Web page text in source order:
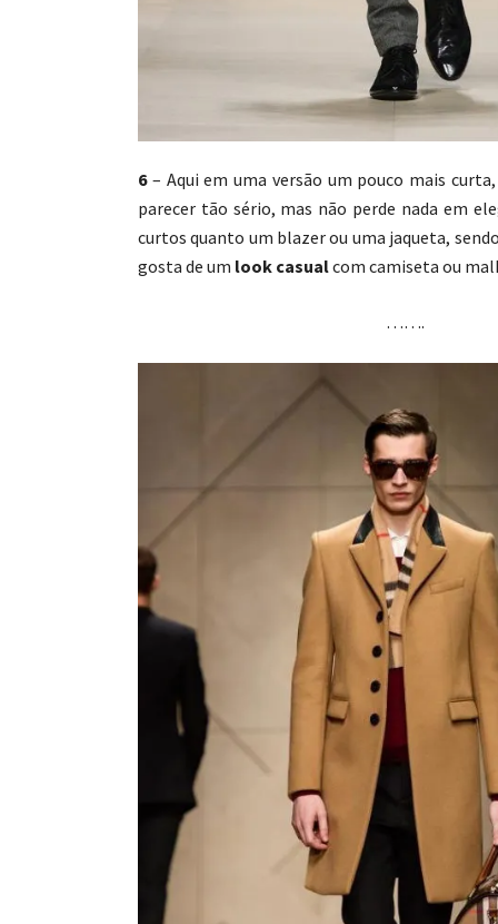
6– Aqui em uma versão um pouco mais
parecer tão sério, mas não perde nada em
curtos quanto um blazer ou uma jaqueta,
gosta de um look casualcom camiseta ou
…….